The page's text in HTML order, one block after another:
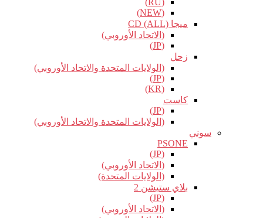
(RU)
(NEW)
ميجا CD (ALL)
(الاتحاد الأوروبي)
(JP)
زحل
(الولايات المتحدة والاتحاد الأوروبي)
(JP)
(KR)
كاست
(JP)
(الولايات المتحدة والاتحاد الأوروبي)
سوني
PSONE
(JP)
(الاتحاد الأوروبي)
(الولايات المتحدة)
بلاي ستيشن 2
(JP)
(الاتحاد الأوروبي)